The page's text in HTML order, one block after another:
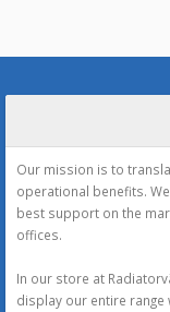
Our mission is to
operational benefits.
best support on the
offices.
In our store at
display our entire